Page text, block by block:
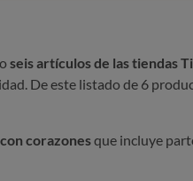
seis artículos de las tiendas
De este listado de 6
corazonesque incluye